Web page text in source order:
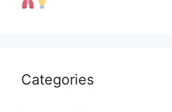
Categories